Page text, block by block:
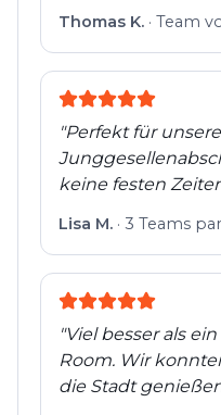
Thomas K. · Team
"Perfekt für
keine festen
Lisa M. · 3 Teams
"Viel besser als
Room. Wir
die Stadt